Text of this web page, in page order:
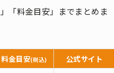
「料金目安」までまとめま
料金目安(税込) 公式サイト